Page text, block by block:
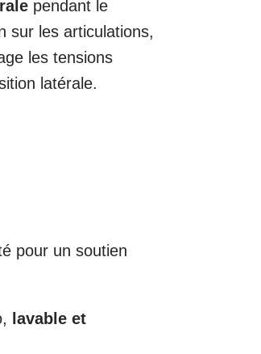
pendant le
sur les articulations,
les tensions
latérale.
pour un soutien
lavable et